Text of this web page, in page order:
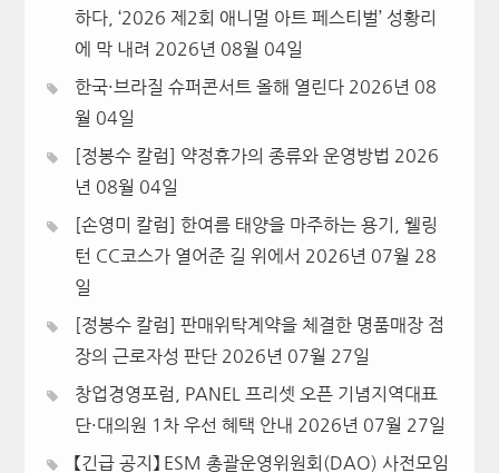
하다, ‘2026 제2회 애니멀 아트 페스티벌’ 성황리
에 막 내려 2026년 08월 04일
한국·브라질 슈퍼콘서트 올해 열린다 2026년 08
월 04일
[정봉수 칼럼] 약정휴가의 종류와 운영방법 2026
년 08월 04일
[손영미 칼럼] 한여름 태양을 마주하는 용기, 웰링
턴 CC코스가 열어준 길 위에서 2026년 07월 28
일
[정봉수 칼럼] 판매위탁계약을 체결한 명품매장 점
장의 근로자성 판단 2026년 07월 27일
창업경영포럼, PANEL 프리셋 오픈 기념지역대표
단·대의원 1차 우선 혜택 안내 2026년 07월 27일
【긴급 공지】 ESM 총괄운영위원회(DAO) 사전모임